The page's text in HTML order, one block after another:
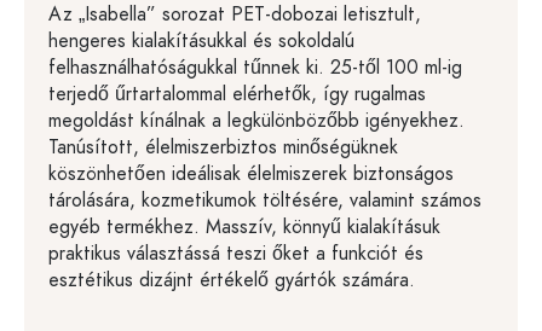
Az „Isabella” sorozat PET-dobozai letisztult,
hengeres kialakításukkal és sokoldalú
felhasználhatóságukkal tűnnek ki. 25-től 100 ml-ig
terjedő űrtartalommal elérhetők, így rugalmas
megoldást kínálnak a legkülönbözőbb igényekhez.
Tanúsított, élelmiszerbiztos minőségüknek
köszönhetően ideálisak élelmiszerek biztonságos
tárolására, kozmetikumok töltésére, valamint számos
egyéb termékhez. Masszív, könnyű kialakításuk
praktikus választássá teszi őket a funkciót és
esztétikus dizájnt értékelő gyártók számára.